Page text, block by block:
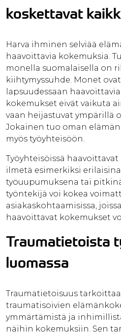
koskettavat
Harva ihminen selviää
haavoittavia kokemuksia.
monella suomalaisella on
kiihtymyssuhde. Monet
lapsuudessaan
kokemukset eivät vaikuta
vaan heijastuvat ympärillä
Jokainen tuo oman
myös työyhteisöön.
Työyhteisöissä
ilmetä esimerkiksi
työuupumuksena tai
työntekijä voi kokea
asiakaskohtaamisissa,
haavoittavat kokemukset
Traumatietoista
luomassa
Traumatietoisuus
traumatisoivien
ymmärtämistä ja
näihin kokemuksiin. Sen